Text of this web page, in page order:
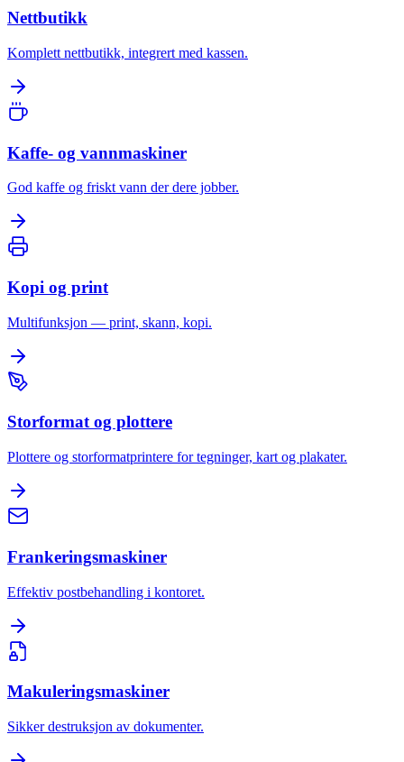
Nettbutikk
Komplett nettbutikk, integrert med kassen.
Kaffe- og vannmaskiner
God kaffe og friskt vann der dere jobber.
Kopi og print
Multifunksjon — print, skann, kopi.
Storformat og plottere
Plottere og storformatprintere for tegninger, kart og plakater.
Frankeringsmaskiner
Effektiv postbehandling i kontoret.
Makuleringsmaskiner
Sikker destruksjon av dokumenter.